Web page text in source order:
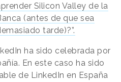
Silicon Valley de la
(antes de que sea
tarde)?”.
ha sido celebrada por
En este caso ha sido
de LinkedIn en España